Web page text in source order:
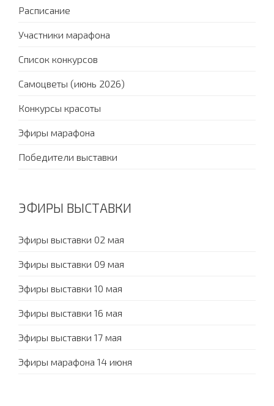
Расписание
Участники марафона
Список конкурсов
Самоцветы (июнь 2026)
Конкурсы красоты
Эфиры марафона
Победители выставки
ЭФИРЫ ВЫСТАВКИ
Эфиры выставки 02 мая
Эфиры выставки 09 мая
Эфиры выставки 10 мая
Эфиры выставки 16 мая
Эфиры выставки 17 мая
Эфиры марафона 14 июня